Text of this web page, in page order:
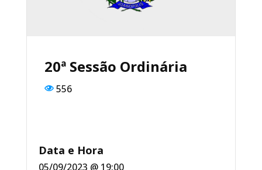
20ª Sessão Ordinária
556
Data e Hora
05/09/2023 @ 19:00